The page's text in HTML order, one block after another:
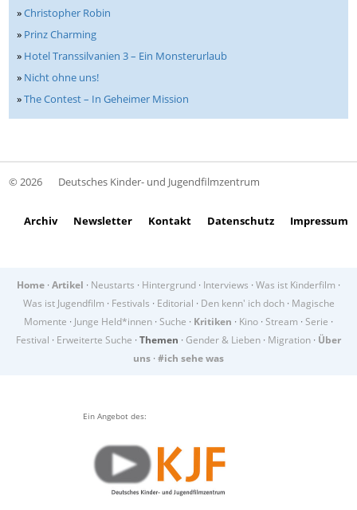
»Christopher Robin
» Prinz Charming
» Hotel Transsilvanien 3 – Ein Monsterurlaub
» Nicht ohne uns!
»The Contest – In Geheimer Mission
© 2026 Deutsches Kinder- und Jugendfilmzentrum
Archiv Newsletter Kontakt Datenschutz Impressum
Home · Artikel · Neustarts · Hintergrund · Interviews · Was ist Kinderfilm ·
Was ist Jugendfilm · Festivals · Editorial · Den kenn' ich doch· Magische
Momente · Junge Held*innen · Suche · Kritiken · Kino · Stream · Serie ·
Festival · Erweiterte Suche · Themen · Gender & Lieben · Migration · Über
uns · #ich sehe was
Ein Angebot des: